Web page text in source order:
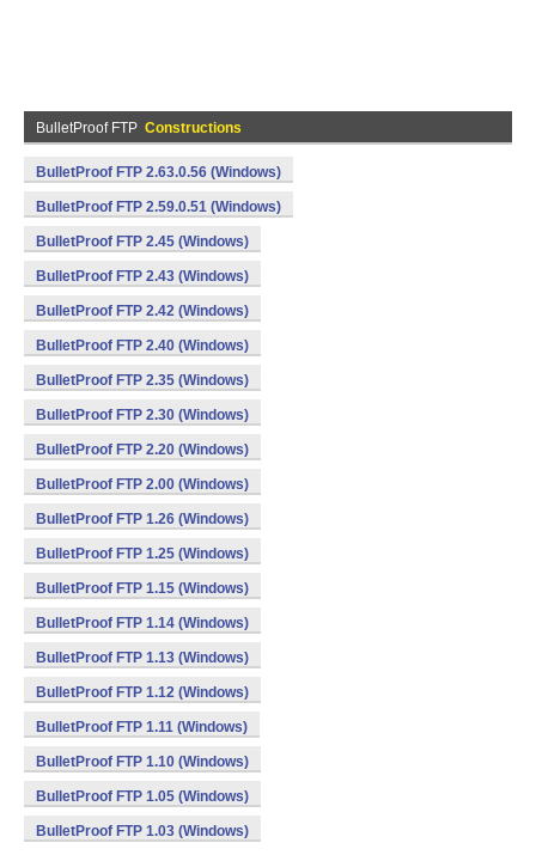
BulletProof FTP Constructions
BulletProof FTP 2.63.0.56 (Windows)
BulletProof FTP 2.59.0.51 (Windows)
BulletProof FTP 2.45 (Windows)
BulletProof FTP 2.43 (Windows)
BulletProof FTP 2.42 (Windows)
BulletProof FTP 2.40 (Windows)
BulletProof FTP 2.35 (Windows)
BulletProof FTP 2.30 (Windows)
BulletProof FTP 2.20 (Windows)
BulletProof FTP 2.00 (Windows)
BulletProof FTP 1.26 (Windows)
BulletProof FTP 1.25 (Windows)
BulletProof FTP 1.15 (Windows)
BulletProof FTP 1.14 (Windows)
BulletProof FTP 1.13 (Windows)
BulletProof FTP 1.12 (Windows)
BulletProof FTP 1.11 (Windows)
BulletProof FTP 1.10 (Windows)
BulletProof FTP 1.05 (Windows)
BulletProof FTP 1.03 (Windows)